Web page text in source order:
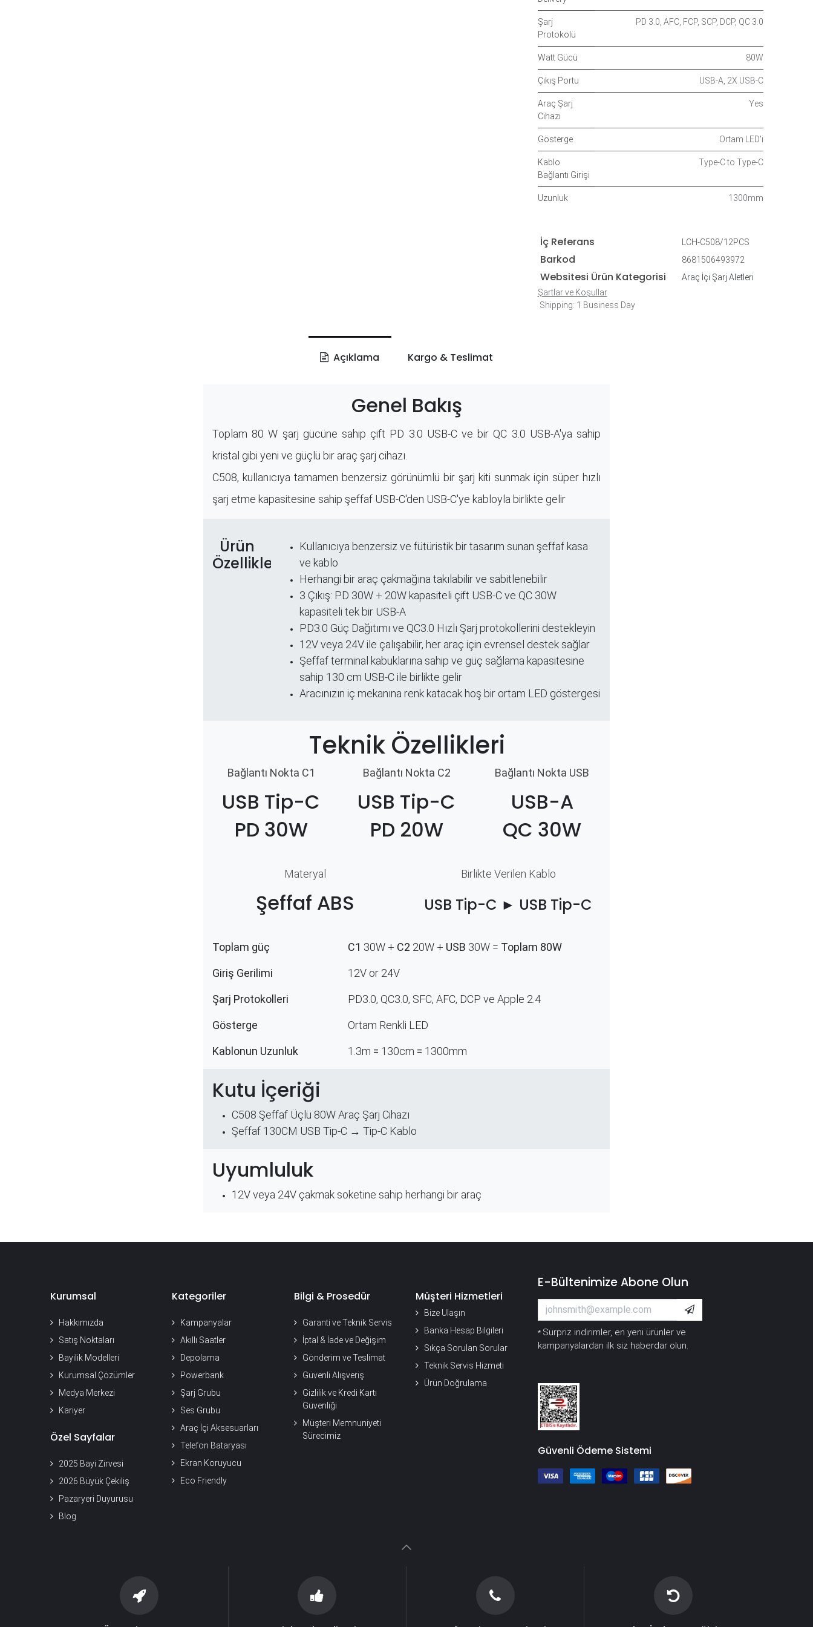
Şarj
Protokolü
PD 3.0 AFC, FCP, SCP, DCP, QC 3.0
Watt Gücü 80W
Çıkış Portu USB-A 2X USB-C
Araç Şarj
Cihazı
Yes
Gösterge Ortam LED'i
Kablo
Bağlantı Girişi
Type-C to Type-C
Uzunluk 1300mm
İç Referans LCH-C508/12PCS
Barkod 8681506493972
Websitesi Ürün Kategorisi
Araç İçi Şarj Aletleri
Şartlar ve Koşullar
Shipping: 1 Business Day
Açıklama Kargo & Teslimat
Genel Bakış
Toplam 80 W şarj gücüne sahip çift PD 3.0 USB-C ve bir QC 3.0 USB-A'ya sahip
kristal gibi yeni ve güçlü bir araç şarj cihazı.
C508, kullanıcıya tamamen benzersiz görünümlü bir şarj kiti sunmak için süper hızlı
şarj etme kapasitesine sahip şeffaf USB-C'den USB-C'ye kabloyla birlikte gelir
Ürün
Özellikleri
Kullanıcıya benzersiz ve fütüristik bir tasarım sunan şeffaf kasa
ve kablo
Herhangi bir araç çakmağına takılabilir ve sabitlenebilir
3 Çıkış: PD 30W + 20W kapasiteli çift USB-C ve QC 30W
kapasiteli tek bir USB-A
PD3.0 Güç Dağıtımı ve QC3.0 Hızlı Şarj protokollerini destekleyin
12V veya 24V ile çalışabilir, her araç için evrensel destek sağlar
Şeffaf terminal kabuklarına sahip ve güç sağlama kapasitesine
sahip 130 cm USB-C ile birlikte gelir
Aracınızın iç mekanına renk katacak hoş bir ortam LED göstergesi
Teknik Özellikleri
Bağlantı Nokta C1
USB Tip-C
PD 30W
Bağlantı Nokta C2
USB Tip-C
PD 20W
Bağlantı Nokta USB
USB-A
QC 30W
Materyal​
Şeffaf ABS
Birlikte Verilen Kablo
USB Tip-C ► USB Tip-C
Toplam güç C1 30W + C2 20W + USB 30W = Toplam 80W
Giriş Gerilimi 12V or 24V
Şarj Protokolleri PD3.0, QC3.0, SFC, AFC, DCP ve Apple 2.4
​Gösterge Ortam Renkli LED
Kablonun Uzunluk 1.3m = 130cm = 1300mm
Kutu İçeriği
C508 Şeffaf Üçlü 80W Araç Şarj Cihazı
Şeffaf 130CM USB Tip-C → Tip-C Kablo
Uyumluluk
12V veya 24V çakmak soketine sahip herhangi bir araç
Kurumsal
Hakkımızda
Satış Noktaları
Bayilik Modelleri
Kurumsal Çözümler
Medya Merkezi
Kariyer
Özel Sayfalar
2025 Bayi Zirvesi
2026 Büyük Çekiliş
Pazaryeri Duyurusu
Blog
Kategoriler
Kampanyalar
Akıllı Saatler
Depolama
Powerbank
Şarj Grubu
Ses Grubu
Araç İçi Aksesuarları
Telefon Bataryası
Ekran Koruyucu
Eco Friendly
Bilgi & Prosedür
Garanti ve Teknik Servis
İptal & İade ve Değişim
Gönderim ve Teslimat
Güvenli Alışveriş
Gizlilik ve Kredi Kartı
Güvenliği
Müşteri Memnuniyeti
Sürecimiz
Müşteri Hizmetleri
Bize Ulaşın
Banka Hesap Bilgileri
Sıkça Sorulan Sorular
Teknik Servis Hizmeti
Ürün Doğrulama
E-Bültenimize Abone Olun
* Sürpriz indirimler, en yeni ürünler ve
kampanyalardan ilk siz haberdar olun.
Güvenli Ödeme Sistemi